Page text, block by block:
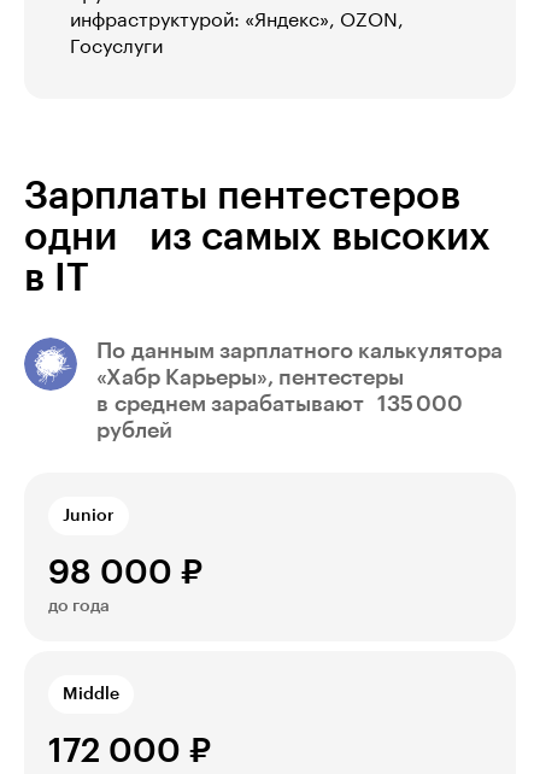
инфраструктурой: «Яндекс», OZON,
Госуслуги
Зарплаты пентестеров
одни из самых высоких
в IT
По данным зарплатного калькулятора
«Хабр Карьеры», пентестеры
в среднем зарабатывают 135 000
рублей
98 000 ₽
Junior
до года
172 000 ₽
Middle